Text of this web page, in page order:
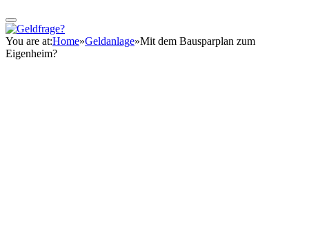
You are at:Home»Geldanlage»Mit dem Bausparplan zum
Eigenheim?